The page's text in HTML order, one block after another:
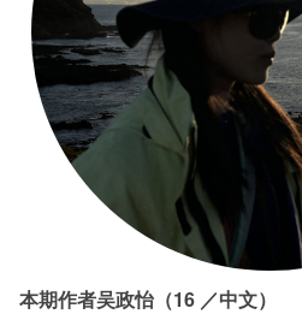
本期作者吴政怡（16 ／中文）